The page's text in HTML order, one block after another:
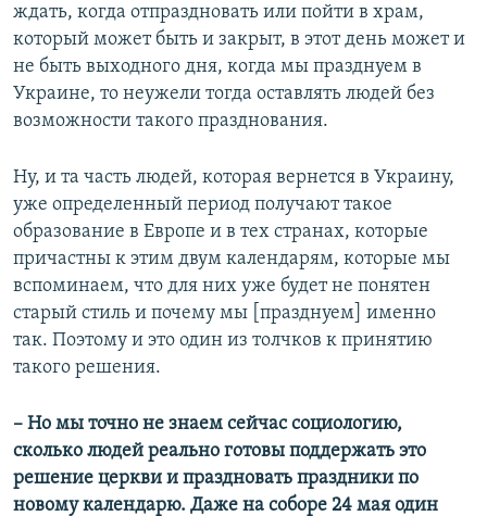
ждать, когда отпраздновать или пойти в храм,
который может быть и закрыт, в этот день может и
не быть выходного дня, когда мы празднуем в
Украине, то неужели тогда оставлять людей без
возможности такого празднования.
Ну, и та часть людей, которая вернется в Украину,
уже определенный период получают такое
образование в Европе и в тех странах, которые
причастны к этим двум календарям, которые мы
вспоминаем, что для них уже будет не понятен
старый стиль и почему мы [празднуем] именно
так. Поэтому и это один из толчков к принятию
такого решения.
– Но мы точно не знаем сейчас социологию,
сколько людей реально готовы поддержать это
решение церкви и праздновать праздники по
новому календарю. Даже на соборе 24 мая один